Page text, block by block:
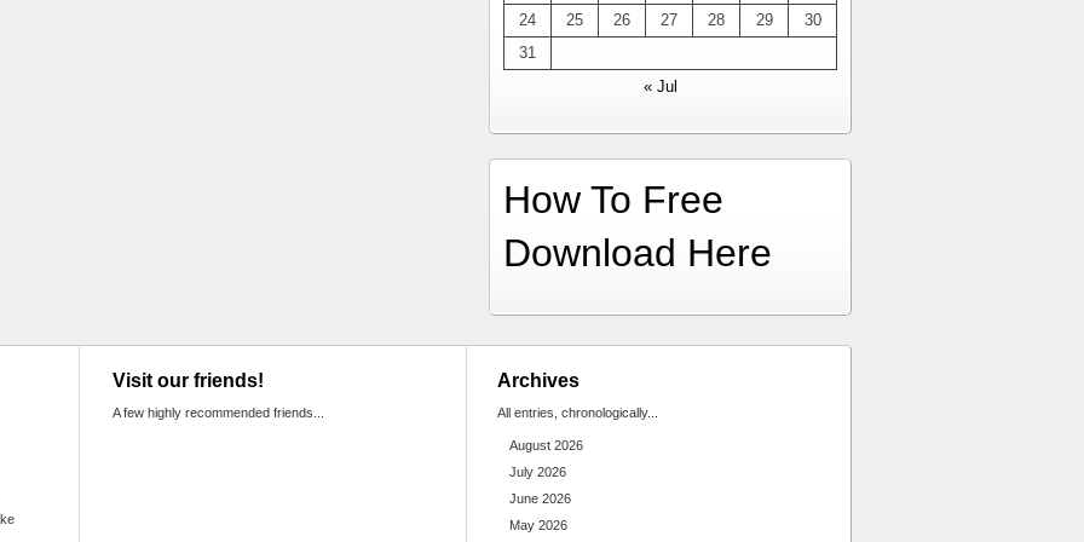
24
25 26 27 28 29
30
31
« Jul
How To Free
Download Here
Visit our friends!
A few highly recommended friends...
Archives
All entries, chronologically...
August 2026
July 2026
June 2026
May 2026